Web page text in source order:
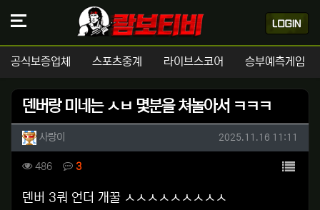
공식보증업체 스포츠중계 라이브스코어 승부예측게임
덴버랑 미네는 ㅅㅂ 몇분을 쳐놀아서 ㅋㅋㅋ
작성자 정보
사랑이 작성일
2025.11.16 11:11
컨텐츠 정보
486조회 3댓글 목록
본문
덴버 3쿼 언더 개꿀 ㅅㅅㅅㅅㅅㅅㅅㅅㅅ